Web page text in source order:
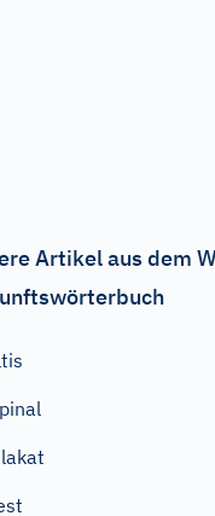
Artikel aus dem